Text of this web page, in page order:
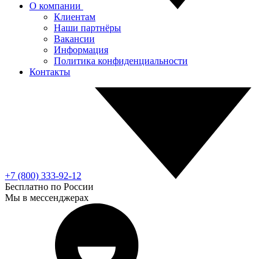
О компании
Клиентам
Наши партнёры
Вакансии
Информация
Политика конфиденциальности
Контакты
+7 (800) 333-92-12
Бесплатно по России
Мы в мессенджерах